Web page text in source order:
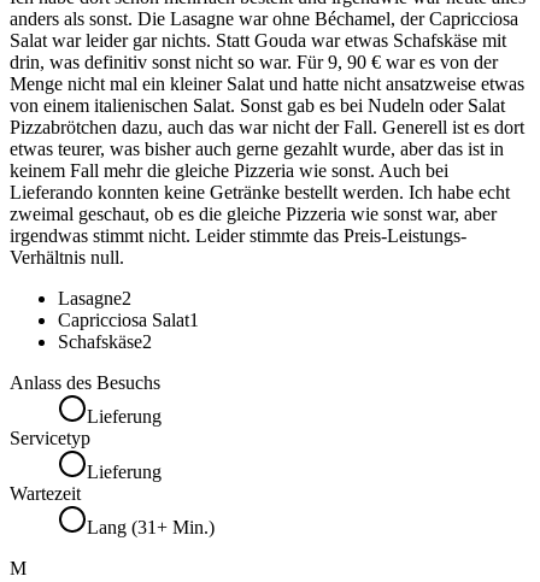
anders als sonst. Die Lasagne war ohne Béchamel, der Capricciosa
Salat war leider gar nichts. Statt Gouda war etwas Schafskäse mit
drin, was definitiv sonst nicht so war. Für 9, 90 € war es von der
Menge nicht mal ein kleiner Salat und hatte nicht ansatzweise etwas
von einem italienischen Salat. Sonst gab es bei Nudeln oder Salat
Pizzabrötchen dazu, auch das war nicht der Fall. Generell ist es dort
etwas teurer, was bisher auch gerne gezahlt wurde, aber das ist in
keinem Fall mehr die gleiche Pizzeria wie sonst. Auch bei
Lieferando konnten keine Getränke bestellt werden. Ich habe echt
zweimal geschaut, ob es die gleiche Pizzeria wie sonst war, aber
irgendwas stimmt nicht. Leider stimmte das Preis-Leistungs-
Verhältnis null.
Lasagne2
Capricciosa Salat1
Schafskäse2
Anlass des Besuchs
Lieferung
Servicetyp
Lieferung
Wartezeit
Lang (31+ Min.)
M